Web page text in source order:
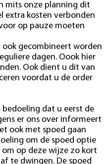
mits onze planning dit
extra kosten verbonden
op pauze moeten
gecombineert worden
dagen. Oook hier
Ook dient u dit van
voordat u de order
bedoeling dat u eerst de
er ons over informeert
ook met spoed gaan
om de spoed optie
op deze wijze zo kort
te dwingen. De spoed